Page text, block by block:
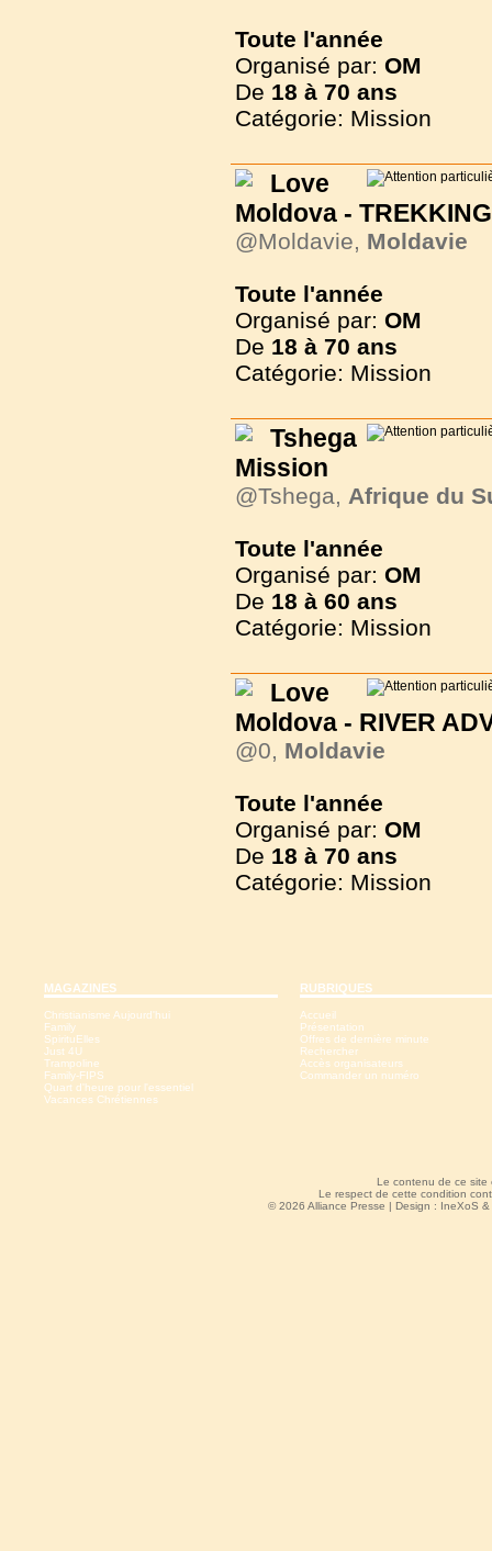
Toute l'année
Organisé par: OM
De 18 à 70 ans
Catégorie: Mission
Love
Moldova -
@Moldavie, Moldavie
Toute l'année
Organisé par: OM
De 18 à 70 ans
Catégorie: Mission
Tshega
Mission
@Tshega, Afrique du
Toute l'année
Organisé par: OM
De 18 à 60 ans
Catégorie: Mission
Love
Moldova - RIVER
@0, Moldavie
Toute l'année
Organisé par: OM
De 18 à 70 ans
Catégorie: Mission
MAGAZINES
Christianisme Aujourd'hui
Family
SpirituElles
Just 4U
Trampoline
Family-FIPS
Quart d'heure pour l'essentiel
Vacances Chrétiennes
RUBRIQUES
Accueil
Présentation
Offres de dernière minute
Rechercher
Accès organisateurs
Commander un numéro
Le contenu de ce site
Le respect de cette condition
© 2026 Alliance Presse | Design : IneXoS &